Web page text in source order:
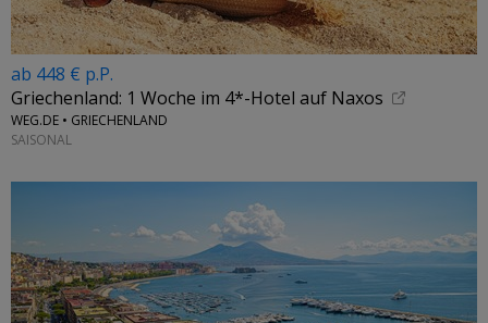
ab 448 € p.P.
Griechenland: 1 Woche im 4*-Hotel auf Naxos
WEG.DE • GRIECHENLAND
SAISONAL